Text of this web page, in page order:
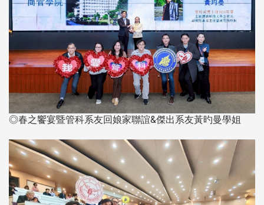
◎春之饗宴暨管科系友回娘家聯誼&傑出系友黃旳曼學姐